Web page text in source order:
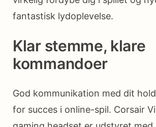
fantastisk lydoplevelse.
Klar stemme, klare
kommandoer
God kommunikation med dit
for succes i online-spil. Corsair